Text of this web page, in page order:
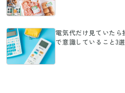
電気代だけ見ていた
で意識していること3選